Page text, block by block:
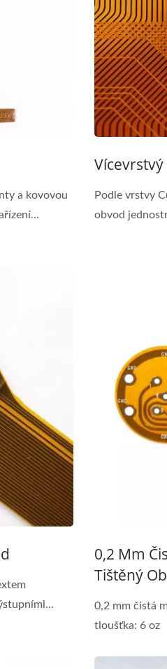
a kovovou
Podle vrstvy
obvod
0,2 Mm
Tištěný
0,2 mm čistá
tloušťka: 6 oz